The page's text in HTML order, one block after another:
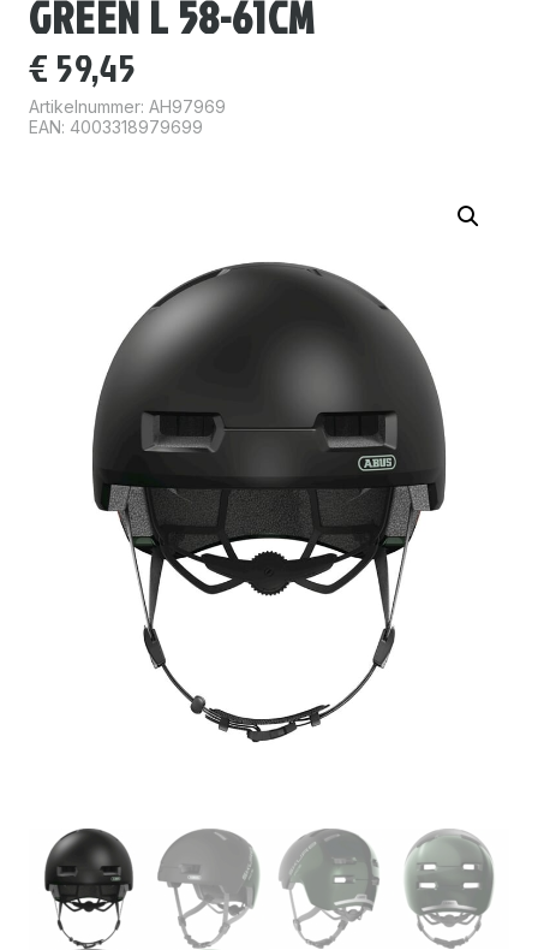
GREEN L 58-61CM
€ 59,45
Artikelnummer: AH97969
EAN: 4003318979699